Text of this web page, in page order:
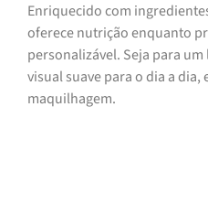
Enriquecido com
oferece nutrição enquanto
personalizável. Seja para
visual suave para o dia a dia,
maquilhagem.